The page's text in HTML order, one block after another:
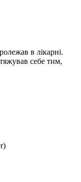
в лікарні.
себе тим,